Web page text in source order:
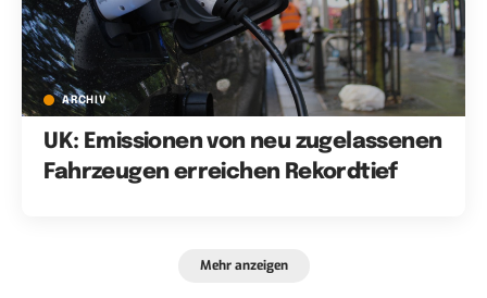
ARCHIV
UK: Emissionen von neu zugelassenen
Fahrzeugen erreichen Rekordtief
Mehr anzeigen